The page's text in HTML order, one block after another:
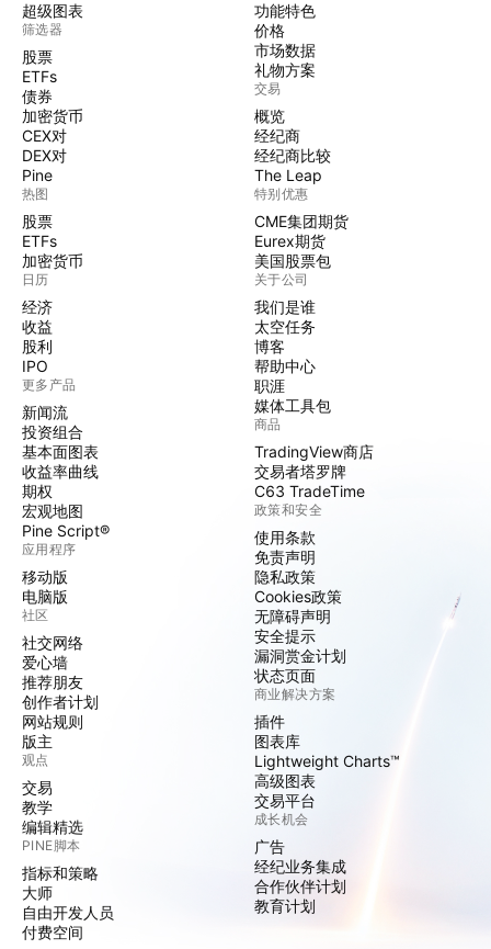
超级图表
筛选器
股票
ETFs
债券
加密货币
CEX对
DEX对
Pine
热图
股票
ETFs
加密货币
日历
经济
收益
股利
IPO
更多产品
新闻流
投资组合
基本面图表
收益率曲线
期权
宏观地图
Pine Script®
应用程序
移动版
电脑版
社区
社交网络
爱心墙
推荐朋友
创作者计划
网站规则
版主
观点
交易
教学
编辑精选
PINE脚本
指标和策略
大师
自由开发人员
付费空间
功能特色
价格
市场数据
礼物方案
交易
概览
经纪商
经纪商比较
The Leap
特别优惠
CME集团期货
Eurex期货
美国股票包
关于公司
我们是谁
太空任务
博客
帮助中心
职涯
媒体工具包
商品
TradingView商店
交易者塔罗牌
C63 TradeTime
政策和安全
使用条款
免责声明
隐私政策
Cookies政策
无障碍声明
安全提示
漏洞赏金计划
状态页面
商业解决方案
插件
图表库
Lightweight Charts™
高级图表
交易平台
成长机会
广告
经纪业务集成
合作伙伴计划
教育计划